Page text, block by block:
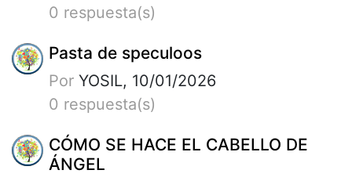
0 respuesta(s)
Pasta de speculoos
Por YOSIL, 10/01/2026
0 respuesta(s)
CÓMO SE HACE EL CABELLO DE
ÁNGEL